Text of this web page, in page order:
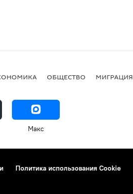
ОБЩЕСТВО МИГРАЦИЯ
Макс
Политика использования Cookie